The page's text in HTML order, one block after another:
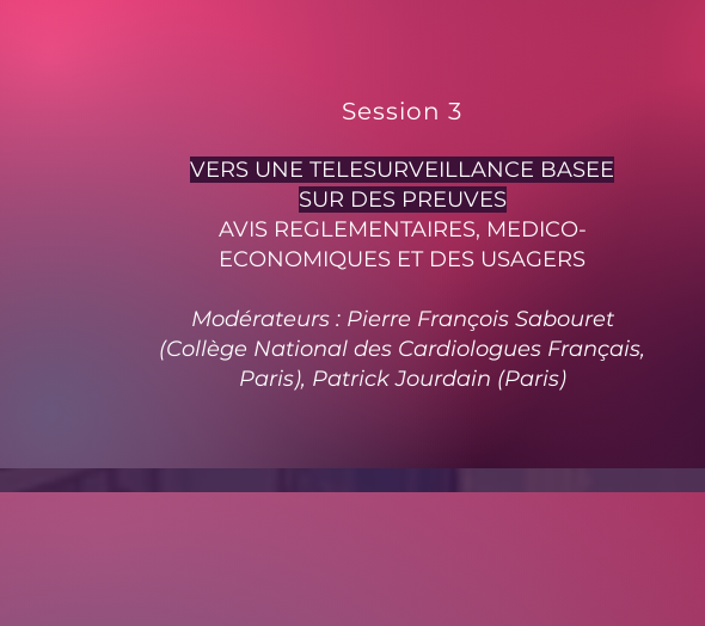
Session 3
VERS UNE TELESURVEILLANCE BASEE
SUR DES PREUVES
AVIS REGLEMENTAIRES, MEDICO-
ECONOMIQUES ET DES USAGERS
Modérateurs : Pierre François Sabouret
(Collège National des Cardiologues Français,
Paris), Patrick Jourdain (Paris)